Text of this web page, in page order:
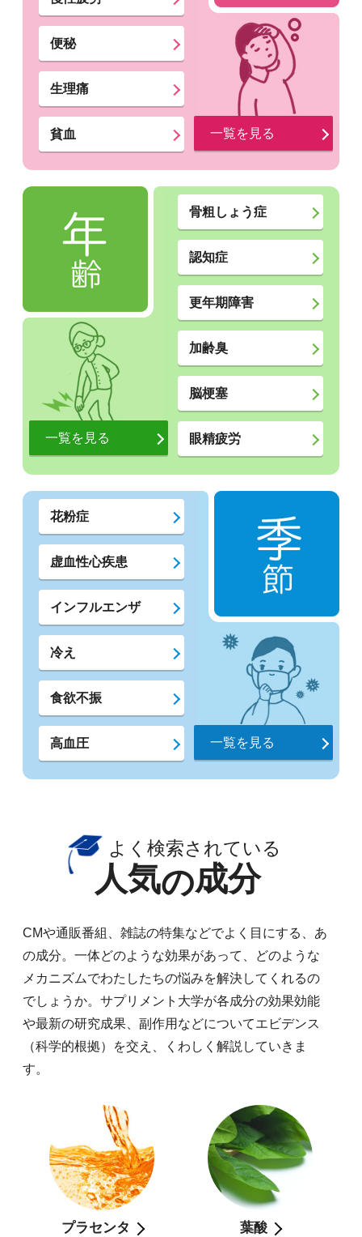
便秘
生理痛
貧血 一覧を見る
骨粗しょう症
認知症
更年期障害
加齢臭
脳梗塞
眼精疲労
一覧を見る
花粉症
虚血性心疾患
インフルエンザ
冷え
食欲不振
高血圧 一覧を見る
よく検索されている
人気の成分
CMや通販番組、雑誌の特集などでよく目にする、あ
の成分。一体どのような効果があって、どのような
メカニズムでわたしたちの悩みを解決してくれるの
でしょうか。サプリメント大学が各成分の効果効能
や最新の研究成果、副作用などについてエビデンス
（科学的根拠）を交え、くわしく解説していきま
す。
プラセンタ 葉酸